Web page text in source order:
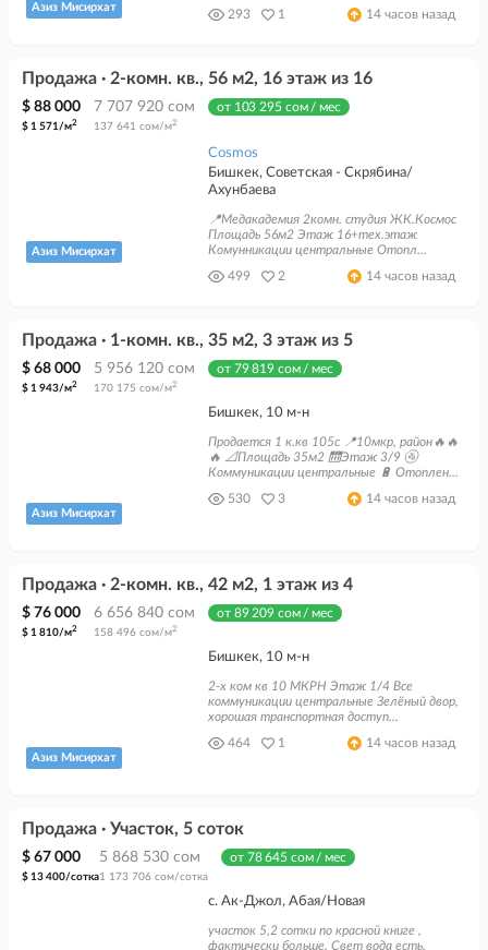
Азиз Мисирхат
293
1 14 часов назад
Продажа · 2-комн. кв., 56 м2, 16 этаж из 16
$ 88 000 7 707 920 сом от 103 295 сом / мес
$ 1 571/м2 137 641 сом/м2
Азиз Мисирхат
Cosmos
Бишкек, Советская - Скрябина/
Ахунбаева
📍Медакадемия 2комн. студия ЖК.Космос
Площадь 56м2 Этаж 16+тех.этаж
Комунникации центральные Отопл...
499
2 14 часов назад
Продажа · 1-комн. кв., 35 м2, 3 этаж из 5
$ 68 000 5 956 120 сом от 79 819 сом / мес
$ 1 943/м2 170 175 сом/м2
Азиз Мисирхат
Бишкек, 10 м-н
Продается 1 к.кв 105с 📍10мкр, район🔥🔥
🔥 📐Площадь 35м2 🛗Этаж 3/9 🚰
Коммуникации центральные 🔋 Отоплен...
530
3 14 часов назад
Продажа · 2-комн. кв., 42 м2, 1 этаж из 4
$ 76 000 6 656 840 сом от 89 209 сом / мес
$ 1 810/м2 158 496 сом/м2
Азиз Мисирхат
Бишкек, 10 м-н
2-х ком кв 10 МКРН Этаж 1/4 Все
коммуникации центральные Зелёный двор,
хорошая транспортная доступ...
464
1 14 часов назад
Продажа · Участок, 5 соток
$ 67 000 5 868 530 сом от 78 645 сом / мес
$ 13 400/сотка1 173 706 сом/сотка
с. Ак-Джол, Абая/Новая
участок 5,2 сотки по красной книге ,
фактически больше. Свет вода есть.